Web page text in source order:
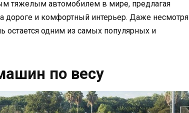
тяжелым автомобилем в мире, предлагая
дороге и комфортный интерьер. Даже несмотря
остается одним из самых популярных и
по весу